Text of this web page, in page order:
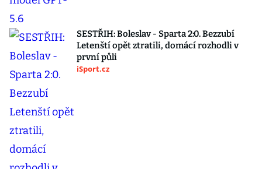
SESTŘIH: Boleslav - Sparta 2:0. Bezzubí
Letenští opět ztratili, domácí rozhodli v
první půli
iSport.cz